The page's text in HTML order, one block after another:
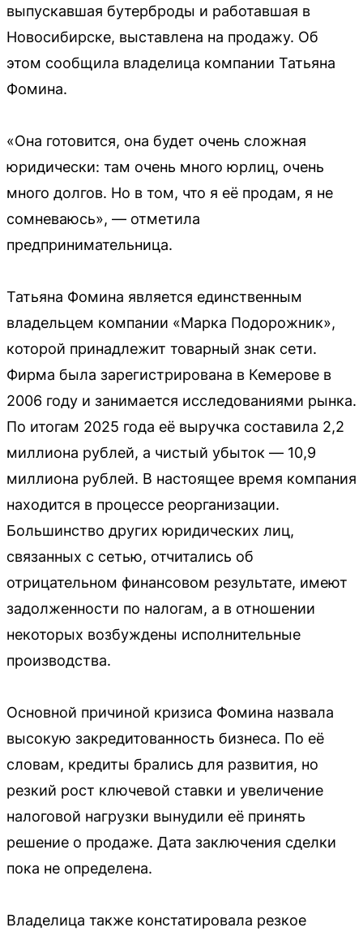
выпускавшая бутерброды и работавшая в
Новосибирске, выставлена на продажу. Об
этом сообщила владелица компании Татьяна
Фомина.
«Она готовится, она будет очень сложная
юридически: там очень много юрлиц, очень
много долгов. Но в том, что я её продам, я не
сомневаюсь», — отметила
предпринимательница.
Татьяна Фомина является единственным
владельцем компании «Марка Подорожник»,
которой принадлежит товарный знак сети.
Фирма была зарегистрирована в Кемерове в
2006 году и занимается исследованиями рынка.
По итогам 2025 года её выручка составила 2,2
миллиона рублей, а чистый убыток — 10,9
миллиона рублей. В настоящее время компания
находится в процессе реорганизации.
Большинство других юридических лиц,
связанных с сетью, отчитались об
отрицательном финансовом результате, имеют
задолженности по налогам, а в отношении
некоторых возбуждены исполнительные
производства.
Основной причиной кризиса Фомина назвала
высокую закредитованность бизнеса. По её
словам, кредиты брались для развития, но
резкий рост ключевой ставки и увеличение
налоговой нагрузки вынудили её принять
решение о продаже. Дата заключения сделки
пока не определена.
Владелица также констатировала резкое